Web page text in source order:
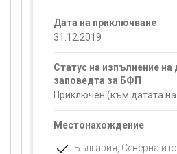
Дата на приключване
31.12.2019
Статус на изпълнение на
заповедта за БФП
Приключен (към датата
Местонахождение
България, Северна и